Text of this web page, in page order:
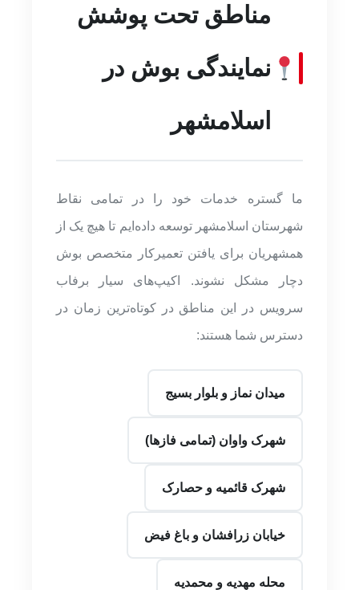
مناطق تحت پوشش
نمایندگی بوش در
اسلامشهر
ما گستره خدمات خود را در تمامی نقاط
شهرستان اسلامشهر توسعه داده‌ایم تا هیچ یک از
همشهریان برای یافتن تعمیرکار متخصص بوش
دچار مشکل نشوند. اکیپ‌های سیار برفاب
سرویس در این مناطق در کوتاه‌ترین زمان در
دسترس شما هستند:
میدان نماز و بلوار بسیج
شهرک واوان (تمامی فازها)
شهرک قائمیه و حصارک
خیابان زرافشان و باغ فیض
محله مهدیه و محمدیه